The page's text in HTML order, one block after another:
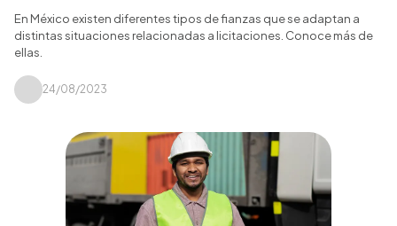
En México existen diferentes tipos de fianzas que se adaptan a
distintas situaciones relacionadas a licitaciones. Conoce más de
ellas.
24/08/2023